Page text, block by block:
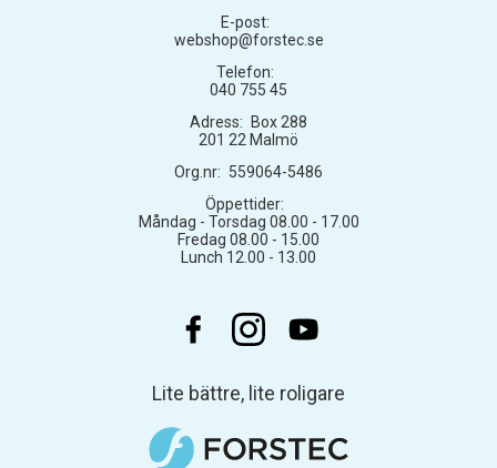
Lite bättre, lite roligare
E-post:
webshop@forstec.se
Telefon:
040 755 45
Adress:
Box 288
201 22 Malmö
Org.nr: 559064-5486
Öppettider:
Måndag - Torsdag 08.00 - 17.00
Fredag 08.00 - 15.00
Lunch 12.00 - 13.00